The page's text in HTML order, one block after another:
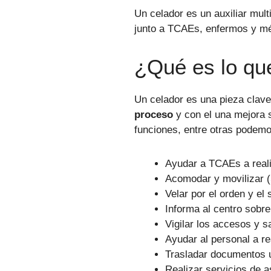
Un celador es un auxiliar
junto a TCAEs, enfermos y
¿Qué es lo
Un celador es una pieza
proceso y con el una mejora
funciones, entre otras
Ayudar a TCAEs a
Acomodar y movilizar
Velar por el orden y el
Informa al centro
Vigilar los accesos y
Ayudar al personal a
Trasladar documentos